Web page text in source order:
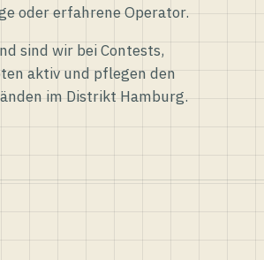
oder erfahrene Operator.
sind wir bei Contests,
aktiv und pflegen den
im Distrikt Hamburg.